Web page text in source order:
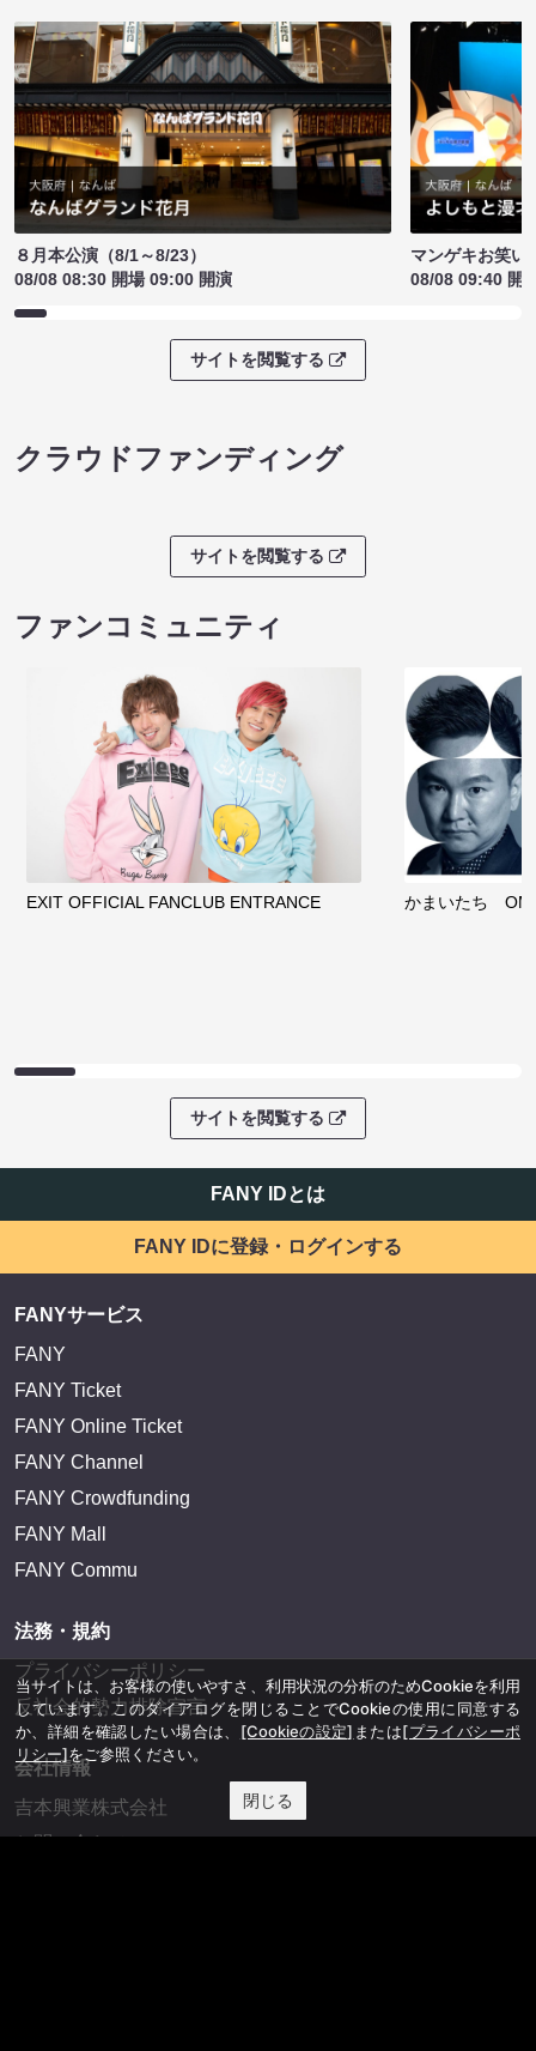
８月本公演（8/1～8/23）
08/08 08:30 開場 09:00 開演
マンゲキお笑い
08/08 09:40 開
サイトを閲覧する
クラウドファンディング
サイトを閲覧する
ファンコミュニティ
EXIT OFFICIAL FANCLUB ENTRANCE かまいたち
サイトを閲覧する
FANY IDとは
FANY IDに登録・ログインする
FANYサービス
FANY
FANY Ticket
FANY Online Ticket
FANY Channel
FANY Crowdfunding
FANY Mall
FANY Commu
法務・規約
プライバシーポリシー
反社会的勢力排除宣言
会社情報
吉本興業株式会社
お問い合わせ
当サイトは、お客様の使いやすさ、利用状況の分析のためCookieを利用
しています。このダイアログを閉じることでCookieの使用に同意する
か、詳細を確認したい場合は、 [Cookieの設定] または[プライバシーポ
リシー]をご参照ください。
閉じる